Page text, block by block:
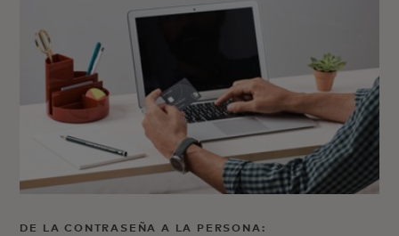
DE LA CONTRASEÑA A LA PERSONA: